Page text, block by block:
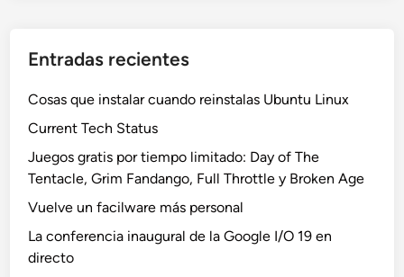
Entradas recientes
Cosas que instalar cuando reinstalas Ubuntu Linux
Current Tech Status
Juegos gratis por tiempo limitado: Day of The
Tentacle, Grim Fandango, Full Throttle y Broken Age
Vuelve un facilware más personal
La conferencia inaugural de la Google I/O 19 en
directo